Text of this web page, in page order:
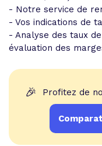
- Notre service de
- Vos indications de
- Analyse des taux
évaluation des
🎉 Profitez de